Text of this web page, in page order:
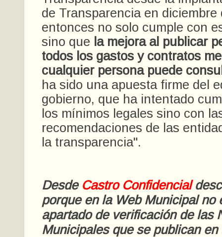
de Transparencia en diciembre
entonces no solo cumple con
sino que la mejora al publicar
todos los gastos y contratos
cualquier persona puede
ha sido una apuesta firme del
gobierno, que ha intentado
los mínimos legales sino con
recomendaciones de las
la transparencia".
Desde Castro Confidencial
porque en la Web Municipal no
apartado de verificación de las
Municipales que se publican